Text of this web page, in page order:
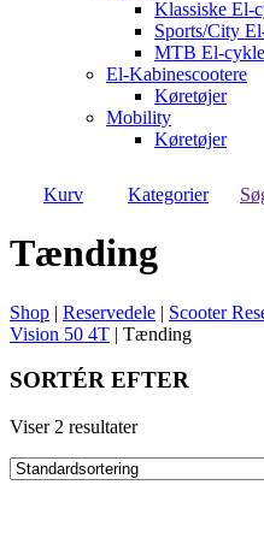
Klassiske El-
Sports/City
MTB El-
El-Kabinescootere
Køretøjer
Mobility
Køretøjer
Kurv Kategorier
Tænding
Shop | Reservedele | Scooter
Vision 50 4T | Tænding
SORTÉR EFTER
Viser 2 resultater